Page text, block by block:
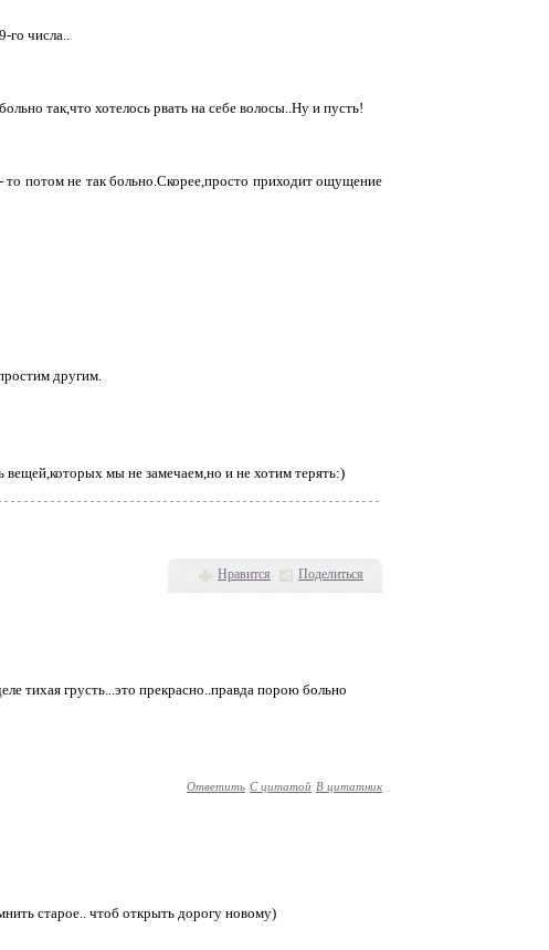
го числа..
так,что хотелось рвать на себе волосы..Ну и пусть!
- то потом не так больно.Скорее,просто приходит ощущение
другим.
мы не замечаем,но и не хотим терять:)
Нравится Поделиться
тихая грусть...это прекрасно..правда порою больно
Ответить С цитатой В цитатник
старое.. чтоб открыть дорогу новому)